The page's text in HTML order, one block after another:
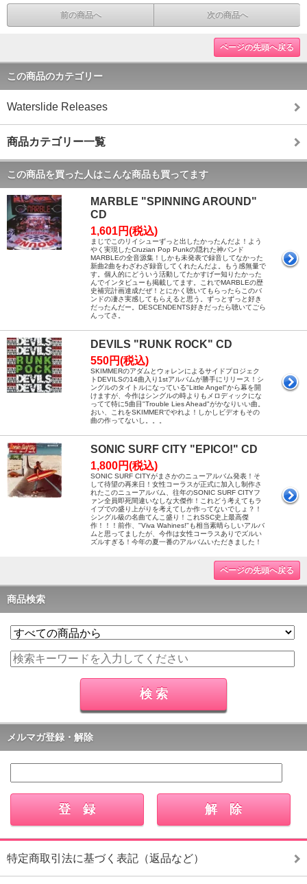
前の商品へ 次の商品へ
ページの先頭へ戻る
この商品のカテゴリー
Waterslide Releases
商品カテゴリー一覧
この商品を買った人はこんな商品も買ってます
MARBLE "SPINNING AROUND"
CD
1,601円(税込)
まじでこのリイシューずっと出したかったんだよ！よう
やく実現したCruzian Pop Punkの隠れた神バンド
MARBLEの全音源集！しかも未発表で録音してなかった
新曲2曲をわざわざ録音してくれたんだよ。もう感無量で
す。個人的にどういう活動してたかすげー知りたかった
んでインタビューも掲載してます。これでMARBLEの歴
史補完計画達成だぜ！とにかく聴いてもらったらこのバ
ンドの凄さ実感してもらえると思う。ずっとずっと好き
だったんだー。DESCENDENTS好きだったら聴いてごら
んってさ。
DEVILS "RUNK ROCK" CD
550円(税込)
SKIMMERのアダムとウォレンによるサイドプロジェク
トDEVILSの14曲入り1stアルバムが勝手にリリース！シ
ングルのタイトルになっている"Little Angel"から幕を開
けますが、今作はシングルの時よりもメロディックにな
ってて特に5曲目"Trouble Lies Ahead"がかなりいい曲。
おい、これをSKIMMERでやれよ！しかしビデオもその
曲の作ってないし。。。
SONIC SURF CITY "EPICO!" CD
1,800円(税込)
SONIC SURF CITYがまさかのニューアルバム発表！そ
して待望の再来日！女性コーラスが正式に加入し制作さ
れたこのニューアルバム、往年のSONIC SURF CITYフ
ァン全員即死間違いなしな大傑作！これどう考えてもラ
イブでの盛り上がりを考えてしか作ってないでしょ？！
シングル級の名曲てんこ盛り！これSSC史上最高傑
作！！！前作、"Viva Wahines!"も相当素晴らしいアルバ
ムと思ってましたが、今作は女性コーラスありでズルい
ズルすぎる！今年の夏一番のアルバムいただきました！
ページの先頭へ戻る
商品検索
メルマガ登録・解除
特定商取引法に基づく表記（返品など）